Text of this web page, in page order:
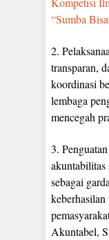
“Sumba
2.
transparan,
koordinasi
lembaga
mencegah
3.
akuntabilitas
sebagai
Akuntabel,